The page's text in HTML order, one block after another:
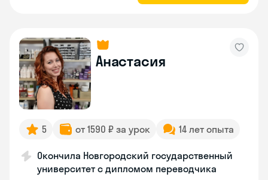
Анастасия
5 от 1590 ₽ за урок 14 лет опыта
Окончила Новгородский государственный
университет с дипломом переводчика